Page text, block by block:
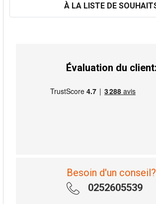
À LA LISTE DE
Évaluation du client:
Besoin d'un conseil?
0252605539